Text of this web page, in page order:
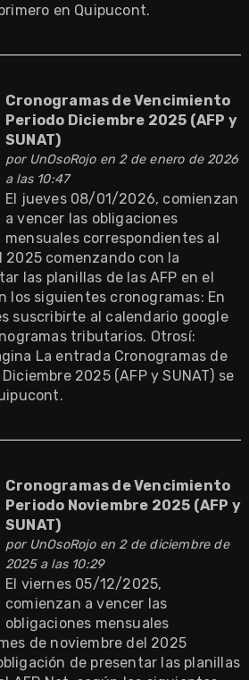
en Quipucont.
Cronogramas de Vencimiento
Periodo Diciembre 2025 (AFP y
SUNAT)
por UnOsoRojoen 2 de enero de 2026
a las 10:47
El jueves 08/01/2026, comienzan
a vencer las obligaciones
mensuales correspondientes al
2025 comenzando con la
las planillas de las AFP en el
los siguientes cronogramas: En
suscribirte al calendario google
tributarios. Otrosí:
La entrada Cronogramas de
2025 (AFP y SUNAT) se
Cronogramas de Vencimiento
Periodo Noviembre 2025 (AFP y
SUNAT)
por UnOsoRojoen 2 de diciembre de
2025 a las 10:29
El viernes 05/12/2025,
comienzan a vencer las
obligaciones mensuales
de noviembre del 2025
de presentar las planillas